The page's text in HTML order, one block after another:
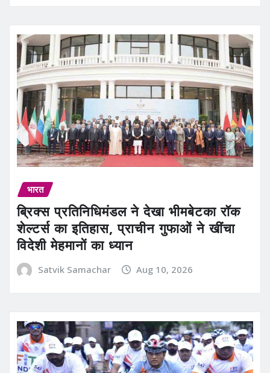
भारत
ब्रिक्स प्रतिनिधिमंडल ने देखा भीमबेटका रॉक
शेल्टर्स का इतिहास, प्राचीन गुफाओं ने खींचा
विदेशी मेहमानों का ध्यान
Satvik Samachar Aug 10, 2026